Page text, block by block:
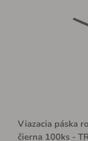
Viazacia páska
čierna 100ks -